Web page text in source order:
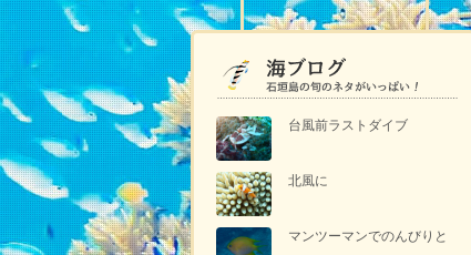
台風前ラストダイブ
北風に
マンツーマンでのんびりと